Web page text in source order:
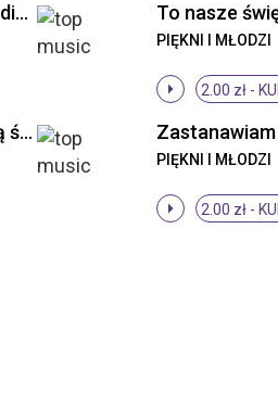
Tak już bez Ciebie (Radio Edit) To nasze
PIĘKNI I MŁODZI
2.00 zł -
Piękni i Młodzi - Wirują światła (Original Mix) Zastanawiam
PIĘKNI I MŁODZI
2.00 zł -